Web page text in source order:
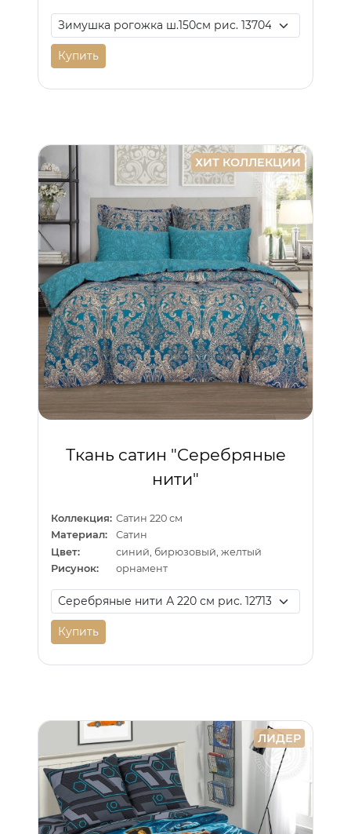
Купить
ХИТ КОЛЛЕКЦИИ
Ткань сатин "Серебряные
нити"
Коллекция: Сатин 220 см
Материал:
Сатин
Цвет:
синий, бирюзовый, желтый
Рисунок:
орнамент
Купить
ЛИДЕР